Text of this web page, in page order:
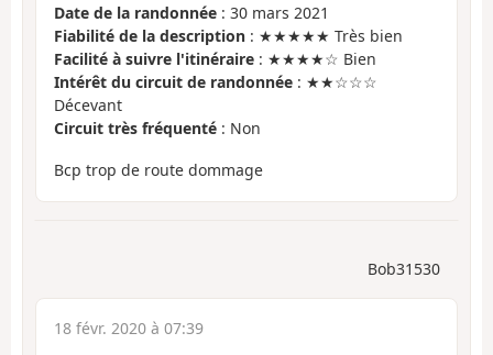
Date de la randonnée : 30 mars 2021
Fiabilité de la description : ★★★★★ Très bien
Facilité à suivre l'itinéraire : ★★★★☆ Bien
Intérêt du circuit de randonnée : ★★☆☆☆
Décevant
Circuit très fréquenté : Non
Bcp trop de route dommage
Bob31530
18 févr. 2020 à 07:39